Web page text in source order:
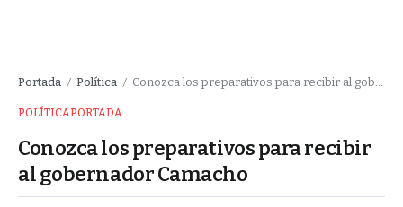
Portada / Política / Conozca los preparativos para recibir al gobernador Camacho
POLÍTICAPORTADA
Conozca los preparativos para recibir
al gobernador Camacho